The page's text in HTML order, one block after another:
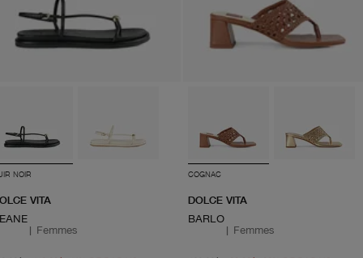
NOIR
VITA
| Femmes
COGNAC
DOLCE VITA
BARLO
| Femmes